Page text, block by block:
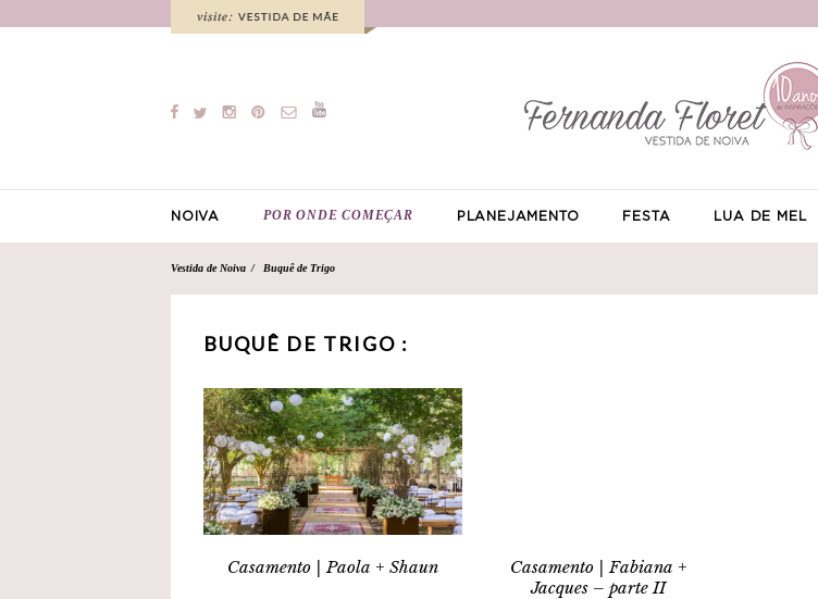
NOIVA POR ONDE COMEÇAR PLANEJAMENTO FESTA LUA DE MEL
Vestida de Noiva Buquê de Trigo
BUQUÊ DE TRIGO :
Casamento | Paola + Shaun
Casamento | Fabiana +
Jacques – parte II